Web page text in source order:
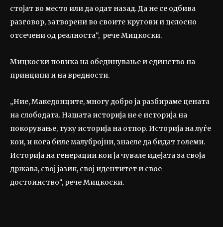
стојат во место или да одат назад. Да не се одбива
разговор, затворени во своите кругови и целосно
отсечени од реалноста“, рече Мицкоски.
Мицкоски повика на обединување и единство на
принципи и на вредности.
„Ние, Македонците, многу добро ја разбираме цената
на слободата. Нашата историја не е историја на
покорување, туку историја на отпор. Историја на луѓе
кои, и кога биле малубројни, знаеле да бидат големи.
Историја на генерации кои ја чувале идејата за своја
држава, свој јазик, свој идентитет и свое
достоинство“, рече Мицкоски.